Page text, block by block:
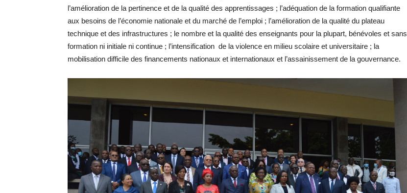
l’amélioration de la pertinence et de la qualité des apprentissages ; l’adéquation de la formation qualifiante
aux besoins de l’économie nationale et du marché de l’emploi ; l’amélioration de la qualité du plateau
technique et des infrastructures ; le nombre et la qualité des enseignants pour la plupart, bénévoles et sans
formation ni initiale ni continue ; l’intensification de la violence en milieu scolaire et universitaire ; la
mobilisation difficile des financements nationaux et internationaux et l’assainissement de la gouvernance.